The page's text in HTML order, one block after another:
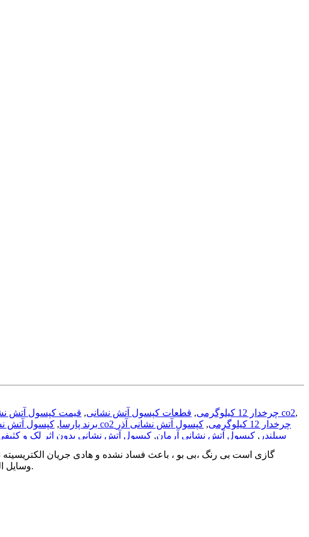
خرید کپسول co2 چرخدار 12 کیلوگرمی , قطعات کپسول آتش نشانی, قیمت کپسول آتش نشانی 12 کیلوگرمی چرخدار co2,
کپسول آتش نشانی co2 برند پارسا, کپسول آتش نشانی co2 چرخدار 12 کیلوگرمی , کپسول آتش نشانی آذر
سیلندر , کپسول آتش نشانی آرمان, کپسول آتش نشانی بدون اثر لک و
گازی است بی رنگ ،بی بو ، باعث فساد نشده و هادی جریان
وسایل الکتریکی و دستگاههای کامپیوتری و بطور کلی وسایل برقی مورد استفاده قرار می گیرد.